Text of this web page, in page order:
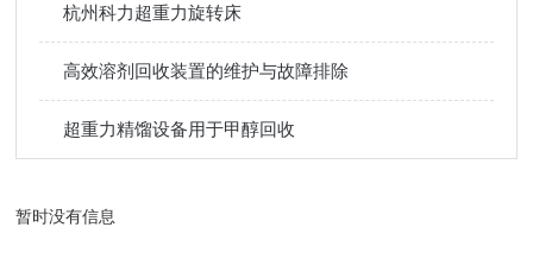
杭州科力超重力旋转床
高效溶剂回收装置的维护与故障排除
超重力精馏设备用于甲醇回收
暂时没有信息